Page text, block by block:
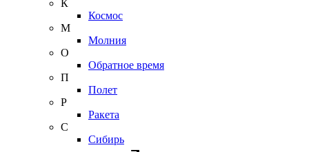
К
Космос
М
Молния
О
Обратное время
П
Полет
Р
Ракета
С
Сибирь